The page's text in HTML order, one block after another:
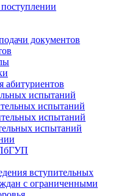
документов
абитуриентов
испытаний
испытаний
испытаний
испытаний
вступительных
с ограниченными